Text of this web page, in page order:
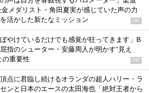
メダリスト・角田夏実が感じていた声の力
活かした新たなミッション
PR
ぼやけているだけでも感覚が狂ってきます」B
指のシューター・安藤周人が明かす“見え
の重要性
PR
点に君臨し続けるオランダの超人ハリー・ラ
ンと日本のエースの太田海也「絶対王者から